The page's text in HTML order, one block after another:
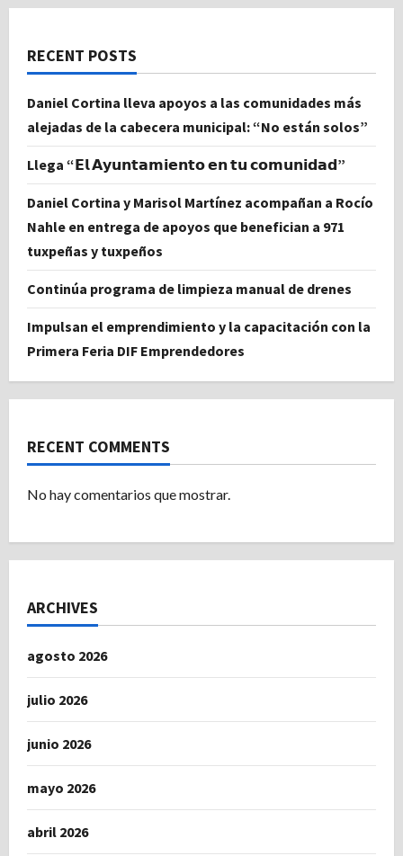
RECENT POSTS
Daniel Cortina lleva apoyos a las comunidades más
alejadas de la cabecera municipal: “No están solos”
Llega “𝗘𝗹 𝗔𝘆𝘂𝗻𝘁𝗮𝗺𝗶𝗲𝗻𝘁𝗼 𝗲𝗻 𝘁𝘂 𝗰𝗼𝗺𝘂𝗻𝗶𝗱𝗮𝗱”
Daniel Cortina y Marisol Martínez acompañan a Rocío
Nahle en entrega de apoyos que benefician a 971
tuxpeñas y tuxpeños
Continúa programa de limpieza manual de drenes
Impulsan el emprendimiento y la capacitación con la
Primera Feria DIF Emprendedores
RECENT COMMENTS
No hay comentarios que mostrar.
ARCHIVES
agosto 2026
julio 2026
junio 2026
mayo 2026
abril 2026